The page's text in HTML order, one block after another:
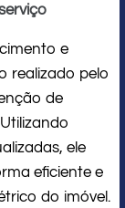
e
realizado pelo
de
ele
eficiente e
do imóvel.